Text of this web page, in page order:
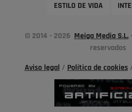
ESTILO DE VIDA
© 2014 - 2026 Meiga Media S.L.
reservados
Aviso legal / Política de cookies